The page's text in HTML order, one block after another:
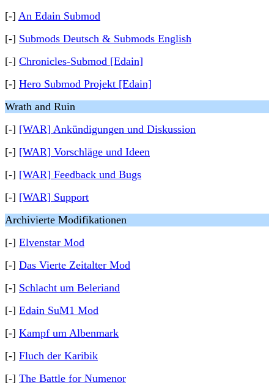
[-] An Edain Submod
[-] Submods Deutsch & Submods English
[-] Chronicles-Submod [Edain]
[-] Hero Submod Projekt [Edain]
Wrath and Ruin
[-] [WAR] Ankündigungen und Diskussion
[-] [WAR] Vorschläge und Ideen
[-] [WAR] Feedback und Bugs
[-] [WAR] Support
Archivierte Modifikationen
[-] Elvenstar Mod
[-] Das Vierte Zeitalter Mod
[-] Schlacht um Beleriand
[-] Edain SuM1 Mod
[-] Kampf um Albenmark
[-] Fluch der Karibik
[-] The Battle for Numenor